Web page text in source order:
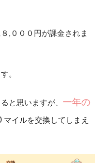
,０００円が課金されま
。
と思いますが、 一年の
マイルを交換してしまえ